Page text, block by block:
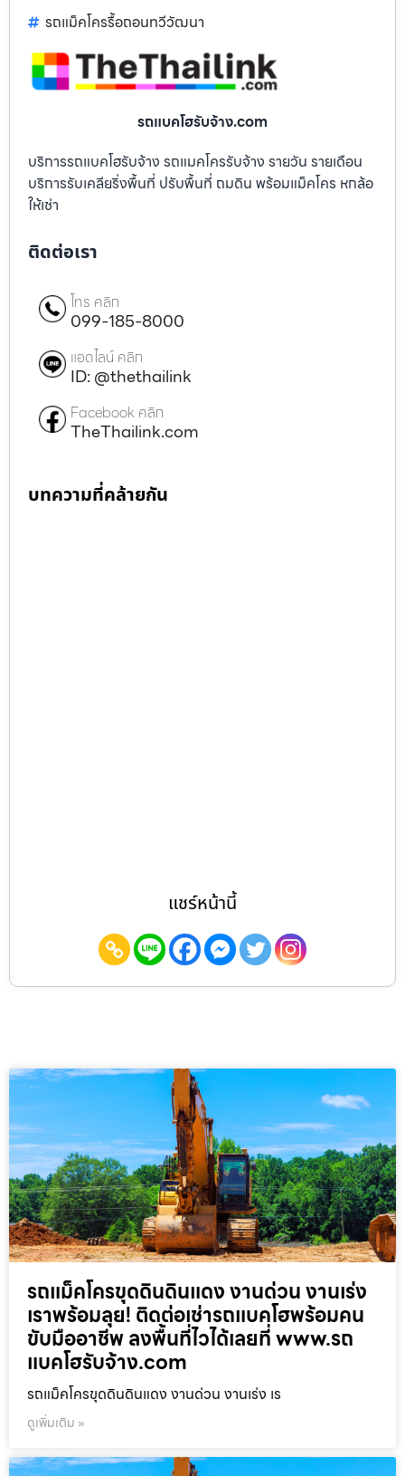
รถแม็คโครรื้อถอนทวีวัฒนา
รถแบคโฮรับจ้าง.com
บริการรถแบคโฮรับจ้าง รถแมคโครรับจ้าง รายวัน รายเดือน
บริการรับเคลียริ่งพื้นที่ ปรับพื้นที่ ถมดิน พร้อมแม็คโคร หกล้อ
ให้เช่า
ติดต่อเรา
โทร คลิก
099-185-8000
แอดไลน์ คลิก
ID: @thethailink
Facebook คลิก
TheThailink.com
บทความที่คล้ายกัน
แชร์หน้านี้
รถแม็คโครขุดดินดินแดง งานด่วน งานเร่ง
เราพร้อมลุย! ติดต่อเช่ารถแบคโฮพร้อมคน
ขับมืออาชีพ ลงพื้นที่ไวได้เลยที่ www.รถ
แบคโฮรับจ้าง.com
รถแม็คโครขุดดินดินแดง งานด่วน งานเร่ง เร
ดูเพิ่มเติม »